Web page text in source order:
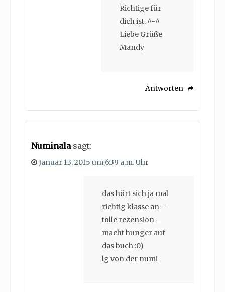
Richtige für
dich ist. ^-^
Liebe Grüße
Mandy
Antworten
Numinala sagt:
Januar 13, 2015 um 6:39 a.m. Uhr
das hört sich ja mal
richtig klasse an –
tolle rezension –
macht hunger auf
das buch :0)
lg von der numi